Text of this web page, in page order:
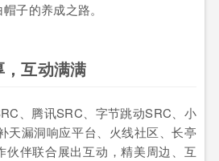
子的养成之路。
互动满满
、腾讯SRC、字节跳动SRC、小
天漏洞响应平台、火线社区、长亭
伙伴联合展出互动，精美周边、互